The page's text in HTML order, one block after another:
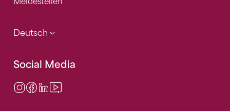
Deutsch
Social Media
Instagram
Facebook
LinkedIn